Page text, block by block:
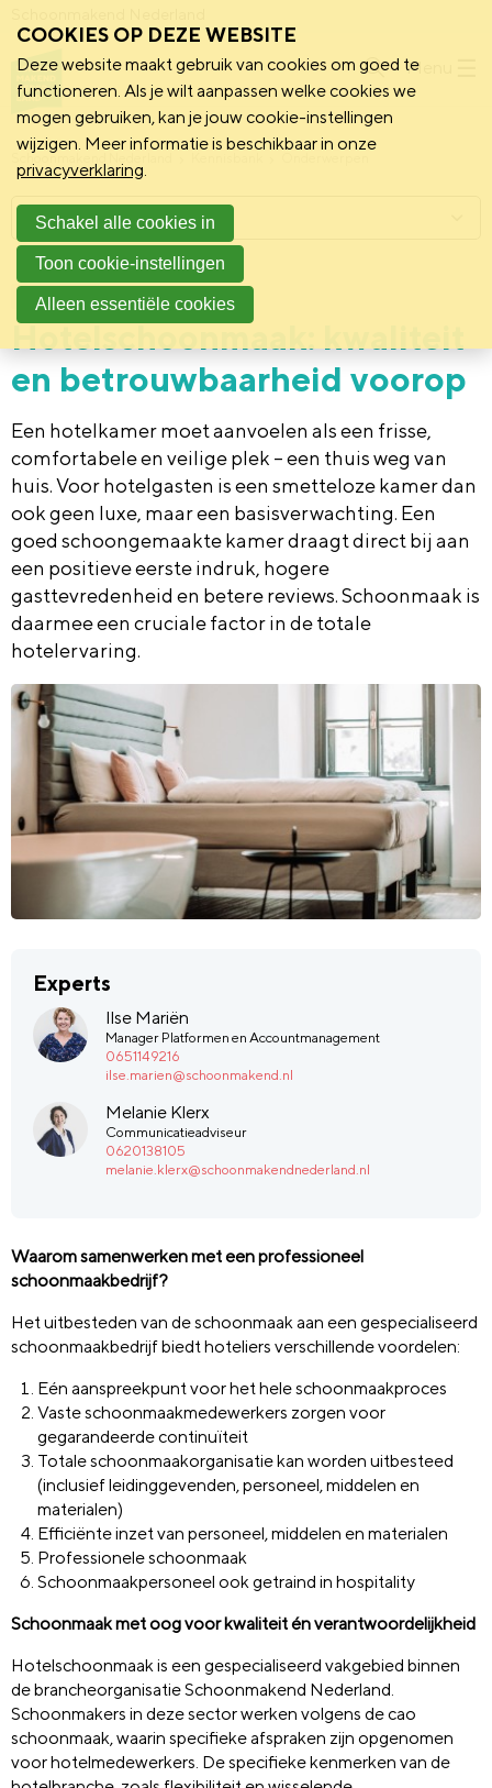
Menu
Schoonmakend Nederland
Achtergrond 3 oktober 2025
Hotelschoonmaak: kwaliteit
en betrouwbaarheid voorop
Een hotelkamer moet aanvoelen als een frisse,
comfortabele en veilige plek – een thuis weg van
huis. Voor hotelgasten is een smetteloze kamer dan
ook geen luxe, maar een basisverwachting. Een
goed schoongemaakte kamer draagt direct bij aan
een positieve eerste indruk, hogere
gasttevredenheid en betere reviews. Schoonmaak is
daarmee een cruciale factor in de totale
hotelervaring.
Experts
Ilse Mariën
Manager Platformen en Accountmanagement
0651149216
ilse.marien@schoonmakend.nl
Melanie Klerx
Communicatieadviseur
0620138105
melanie.klerx@schoonmakendnederland.nl
Waarom samenwerken met een professioneel
schoonmaakbedrijf?
Het uitbesteden van de schoonmaak aan een gespecialiseerd
schoonmaakbedrijf biedt hoteliers verschillende voordelen:
Eén aanspreekpunt voor het hele schoonmaakproces
Vaste schoonmaakmedewerkers zorgen voor
gegarandeerde continuïteit
Totale schoonmaakorganisatie kan worden uitbesteed
(inclusief leidinggevenden, personeel, middelen en
materialen)
Efficiënte inzet van personeel, middelen en materialen
Professionele schoonmaak
Schoonmaakpersoneel ook getraind in hospitality
Schoonmaak met oog voor kwaliteit én verantwoordelijkheid
Hotelschoonmaak is een gespecialiseerd vakgebied binnen
de brancheorganisatie Schoonmakend Nederland.
Schoonmakers in deze sector werken volgens de cao
schoonmaak, waarin specifieke afspraken zijn opgenomen
voor hotelmedewerkers. De specifieke kenmerken van de
Menu
COOKIES OP DEZE WEBSITE
Deze website maakt gebruik van cookies om goed te
functioneren. Als je wilt aanpassen welke cookies we
mogen gebruiken, kan je jouw cookie-instellingen
wijzigen. Meer informatie is beschikbaar in onze
privacyverklaring.
Schakel alle cookies in
Toon cookie-instellingen
Alleen essentiële cookies